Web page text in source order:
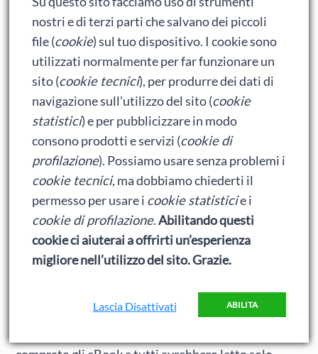
CIRCA 32.000 E-BOOK VENDUTI A
DICEMBRE IN TOTALE IN ITALIA. FORSE…
– Stando ai numeri di Avanzini, quindi, si può
provare a dire – finalmente – quanti e-book
sono stati venduti (all’incirca) in totale in
Italia a dicembre. Se Newton Compton,
come ci ha spiegato il suo editore, ad oggi
vale circa il 13% del mercato, e se la casa
editrice indipendente romana a dicembre ha
venduto 4.200 libri digitali, in totale a
dicembre 2010 in Italia sarebbero stati
venduti poco più di 32mila libri digitali.
Però, 32.000 eBook non sarebbe niente male,
secondo cui l’Italia è Marte e non si applicano
nemmeno lontanamente i ragionamenti che vanno
nostri e di terzi parti che salvano dei piccoli
file (cookie) sul tuo dispositivo. I cookie sono
utilizzati normalmente per far funzionare un
sito (cookie tecnici), per produrre dei dati di
navigazione sull’utilizzo del sito (cookie
statistici) e per pubblicizzare in modo
consono prodotti e servizi (cookie di
profilazione). Possiamo usare senza problemi i
cookie tecnici, ma dobbiamo chiederti il
permesso per usare i cookie statisticie i
cookie di profilazione.Abilitando questi
cookie ci aiuterai a offrirti un’esperienza
migliore nell’utilizzo del sito. Grazie.
ABILITA
Lascia Disattivati